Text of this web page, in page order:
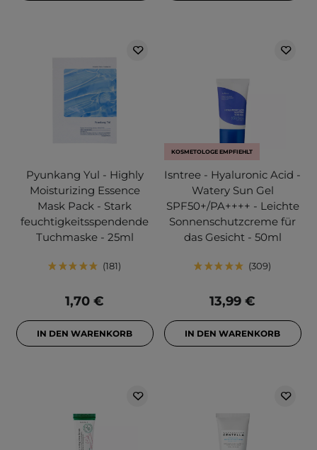
Pyunkang Yul - Highly
Moisturizing Essence
Mask Pack - Stark
feuchtigkeitsspendende
Tuchmaske - 25ml
181
1,70 €
IN DEN WARENKORB
KOSMETOLOGE EMPFIEHLT
Isntree - Hyaluronic Acid -
Watery Sun Gel
SPF50+/PA++++ - Leichte
Sonnenschutzcreme für
das Gesicht - 50ml
309
13,99 €
IN DEN WARENKORB